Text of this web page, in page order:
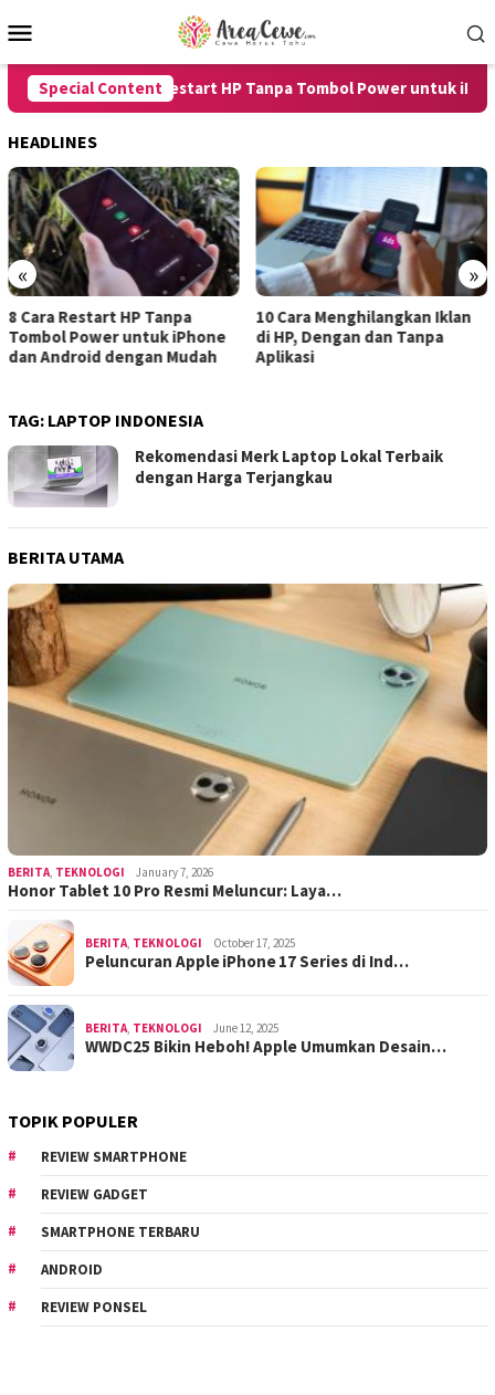
to
Menu
Special Content
8 Cara Restart HP Tanpa Tombol Power untuk iPhone
HEADLINES
« »
iPhone
10 Cara Menghilangkan Iklan
di HP, Dengan dan Tanpa
Aplikasi
7 Cara Merekam
untuk Android dan
TAG: LAPTOP INDONESIA
Rekomendasi Merk Laptop Lokal Terbaik
dengan Harga Terjangkau
BERITA UTAMA
BERITA TEKNOLOGI January 7, 2026
Honor Tablet 10 Pro Resmi Meluncur: Laya…
BERITA TEKNOLOGI October 17, 2025
Peluncuran Apple iPhone 17 Series di Ind…
BERITA TEKNOLOGI June 12, 2025
WWDC25 Bikin Heboh! Apple Umumkan Desain…
TOPIK POPULER
REVIEW SMARTPHONE
REVIEW GADGET
SMARTPHONE TERBARU
ANDROID
REVIEW PONSEL